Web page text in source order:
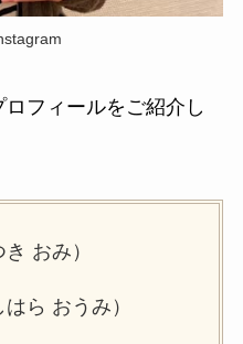
フィールをご紹介し
おみ）
ら おうみ）